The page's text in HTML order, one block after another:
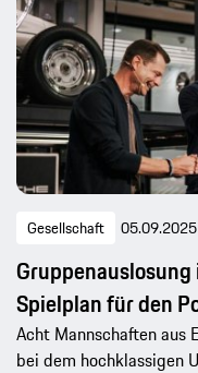
Gesellschaft 05.09.2025
Spielplan für den
Acht Mannschaften aus
bei dem hochklassigen